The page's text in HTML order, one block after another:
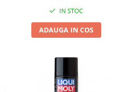
IN STOC
ADAUGA IN COS